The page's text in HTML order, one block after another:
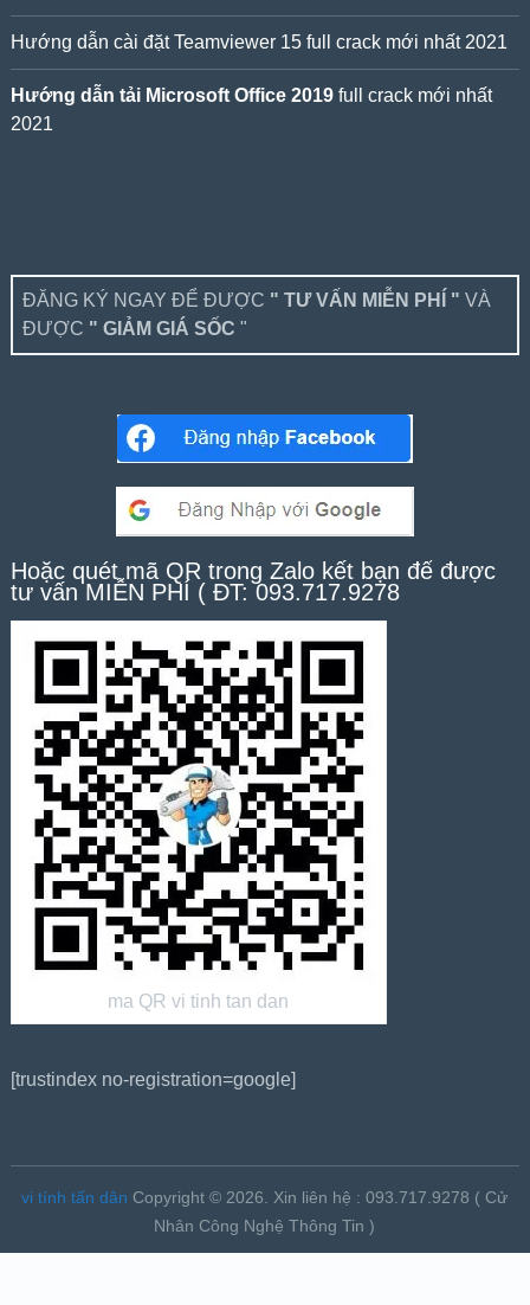
Hướng dẫn cài đặt Teamviewer 15 full crack mới nhất 2021
Hướng dẫn tải Microsoft Office 2019full crack mới nhất
2021
ĐĂNG KÝ NGAY ĐỂ ĐƯỢC " TƯ VẤN MIỄN PHÍ " VÀ
ĐƯỢC " GIẢM GIÁ SỐC "
Hoặc quét mã QR trong Zalo kết bạn để được
tư vấn MIỄN PHÍ ( ĐT: 093.717.9278
ma QR vi tinh tan dan
[trustindex no-registration=google]
vi tính tấn dân Copyright © 2026.
Xin liên hệ : 093.717.9278 ( Cử
Nhân Công Nghệ Thông Tin )